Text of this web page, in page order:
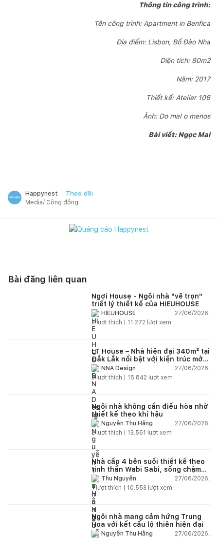
Thông tin công trình:
Tên công trình: Apartment in Benfica
Địa điểm: Lisbon, Bồ Đào Nha
Diện tích: 80m2
Năm: 2017
Thiết kế: Atelier 106
Ảnh: Do mal o menos
Bài viết: Ngọc Mai
Happynest Theo dõi
Media/ Cộng đồng
Bài đăng liên quan
Ngơi House - Ngôi nhà "vẽ trọn"
triết lý thiết kế của HIEUHOUSE
HIEUHOUSE
27/06/2026,
3lượt thích | 11.272 lượt xem
LT House – Nhà hiện đại 340m² tại
Đắk Lắk nổi bật với kiến trúc mở
và hệ sân vườn kết nối thiên
nhiên
NNA Design
27/06/2026,
3lượt thích | 15.842 lượt xem
Ngôi nhà không cần điều hòa nhờ
thiết kế theo khí hậu
Nguyễn Thu Hằng
27/06/2026,
2lượt thích | 13.561 lượt xem
Nhà cấp 4 bên suối thiết kế theo
tinh thần Wabi Sabi, sống chậm
giữa thiên nhiên
Thu Nguyễn
27/06/2026,
1lượt thích | 10.553 lượt xem
Ngôi nhà mang cảm hứng Trung
Hoa với kết cấu lộ thiên hiện đại
Nguyễn Thu Hằng
27/06/2026,